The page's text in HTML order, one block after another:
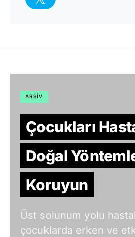
ARŞIV
Çocukları
Doğal
Koruyun
Üst solunum yolu
çocuklarda erken ve